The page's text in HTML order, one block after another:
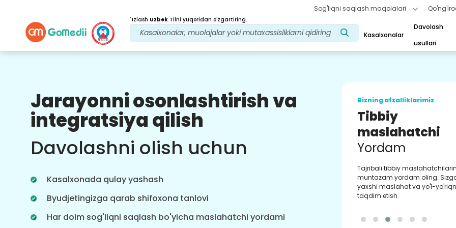
Sog'liqni saqlash maqolalari
*Izlash Uzbek Tilni yuqoridan o'zgartiring.
Kasalxonalar
Davolash
usullari
Jarayonni osonlashtirish va
integratsiya qilish
Davolashni olish uchun
Kasalxonada qulay yashash
Byudjetingizga qarab shifoxona tanlovi
Har doim sog'liqni saqlash bo'yicha maslahatchi yordami
Bizning afzalliklarimiz
Davolanishdan
keyingikuzatuv
parvarishi
muammolaringizni hal qilish uchun
24x7 tibbiy va bemorlarni qo'llab-
quvvatlang. Davolanish ehtiyojlaringiz
haqida muntazam yangilanishlar.
Bizning afzalliklarimiz
Tibbiy
maslahatchi
Yordam
Tajribali tibbiy
muntazam yordam oling.
yaxshi maslahat va yo'l-
taqdim etish.